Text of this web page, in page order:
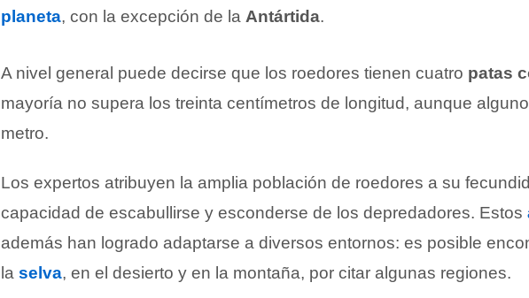
planeta, con la excepción de la Antártida.
A nivel general puede decirse que los roedores tienen cuatro patas
mayoría no supera los treinta centímetros de longitud, aunque
metro.
Los expertos atribuyen la amplia población de roedores a su
capacidad de escabullirse y esconderse de los depredadores. Estos
además han logrado adaptarse a diversos entornos: es posible
la selva, en el desierto y en la montaña, por citar algunas regiones.